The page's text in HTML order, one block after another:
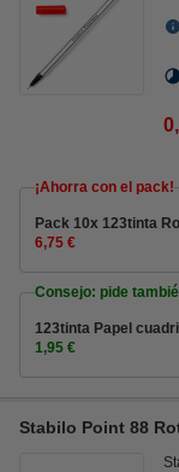
¡Ahorra con el pack!
Pack 10x 123tinta
6,75 €
Consejo: pide
123tinta Papel
1,95 €
Stabilo Point 88